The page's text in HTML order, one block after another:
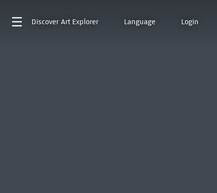
Discover Art Explorer Language Login